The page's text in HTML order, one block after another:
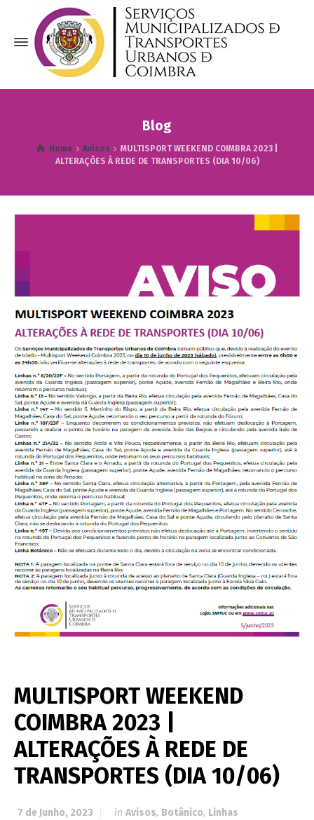
Blog
Home Avisos
MULTISPORT WEEKEND COIMBRA 2023 |
ALTERAÇÕES À REDE DE TRANSPORTES (DIA 10/06)
MULTISPORT WEEKEND
COIMBRA 2023 |
ALTERAÇÕES À REDE DE
TRANSPORTES (DIA 10/06)
7 de Junho, 2023 in Avisos, Botânico, Linhas